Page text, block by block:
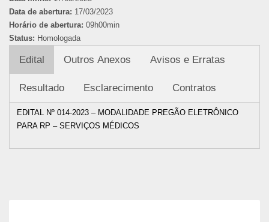
Data de abertura: 17/03/2023
Horário de abertura: 09h00min
Status: Homologada
Edital Outros Anexos Avisos e Erratas
Resultado Esclarecimento Contratos
EDITAL Nº 014-2023 – MODALIDADE PREGÃO ELETRÔNICO
PARA RP – SERVIÇOS MÉDICOS